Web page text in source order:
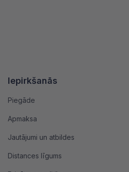
Iepirkšanās
Piegāde
Apmaksa
Jautājumi un atbildes
Distances līgums